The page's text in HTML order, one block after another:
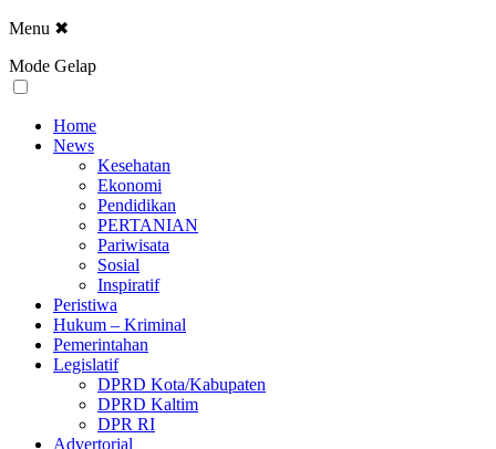
Menu ✖
Mode Gelap
Home
News
Kesehatan
Ekonomi
Pendidikan
PERTANIAN
Pariwisata
Sosial
Inspiratif
Peristiwa
Hukum – Kriminal
Pemerintahan
Legislatif
DPRD Kota/Kabupaten
DPRD Kaltim
DPR RI
Advertorial